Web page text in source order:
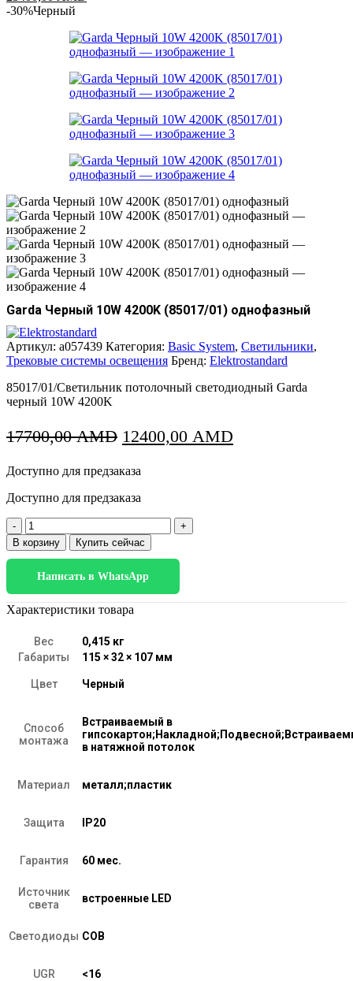
цена
33450,00 AMD.
-30%Черный
Garda Черный 10W 4200K (85017/01) однофазный
Артикул: a057439 Категория: Basic System, Светильники,
Трековые системы освещения Бренд: Elektrostandard
85017/01/Светильник потолочный светодиодный Garda
черный 10W 4200K
17700,00AMD Первоначальная
составляла
17700,00 AMD.
12400,00 AMD
Доступно для предзаказа
Доступно для предзаказа
Количество
товара
Garda
10W
4200K
(85017/01)
В корзину Купить сейчас
Написать в WhatsApp
Характеристики товара
Вес
0,415 кг
Габариты
115 × 32 × 107 мм
Цвет Черный
Способ
монтажа
Встраиваемый в
в натяжной потолок
Материал металл;пластик
Защита IP20
Гарантия 60 мес.
Источник
света
встроенные LED
Светодиоды COB
UGR <16